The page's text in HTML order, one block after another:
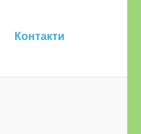
Контакти